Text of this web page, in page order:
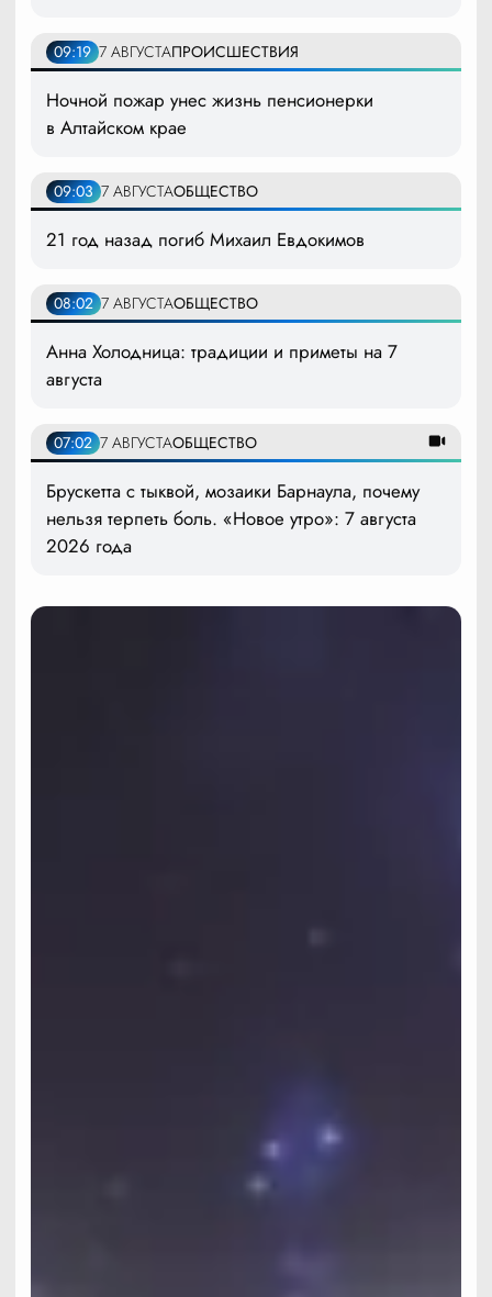
09:19 7 АВГУСТАПРОИСШЕСТВИЯ
Ночной пожар унес жизнь пенсионерки
в Алтайском крае
09:03 7 АВГУСТАОБЩЕСТВО
21 год назад погиб Михаил Евдокимов
08:02 7 АВГУСТАОБЩЕСТВО
Анна Холодница: традиции и приметы на 7
августа
07:02 7 АВГУСТАОБЩЕСТВО
Брускетта с тыквой, мозаики Барнаула, почему
нельзя терпеть боль. «Новое утро»: 7 августа
2026 года